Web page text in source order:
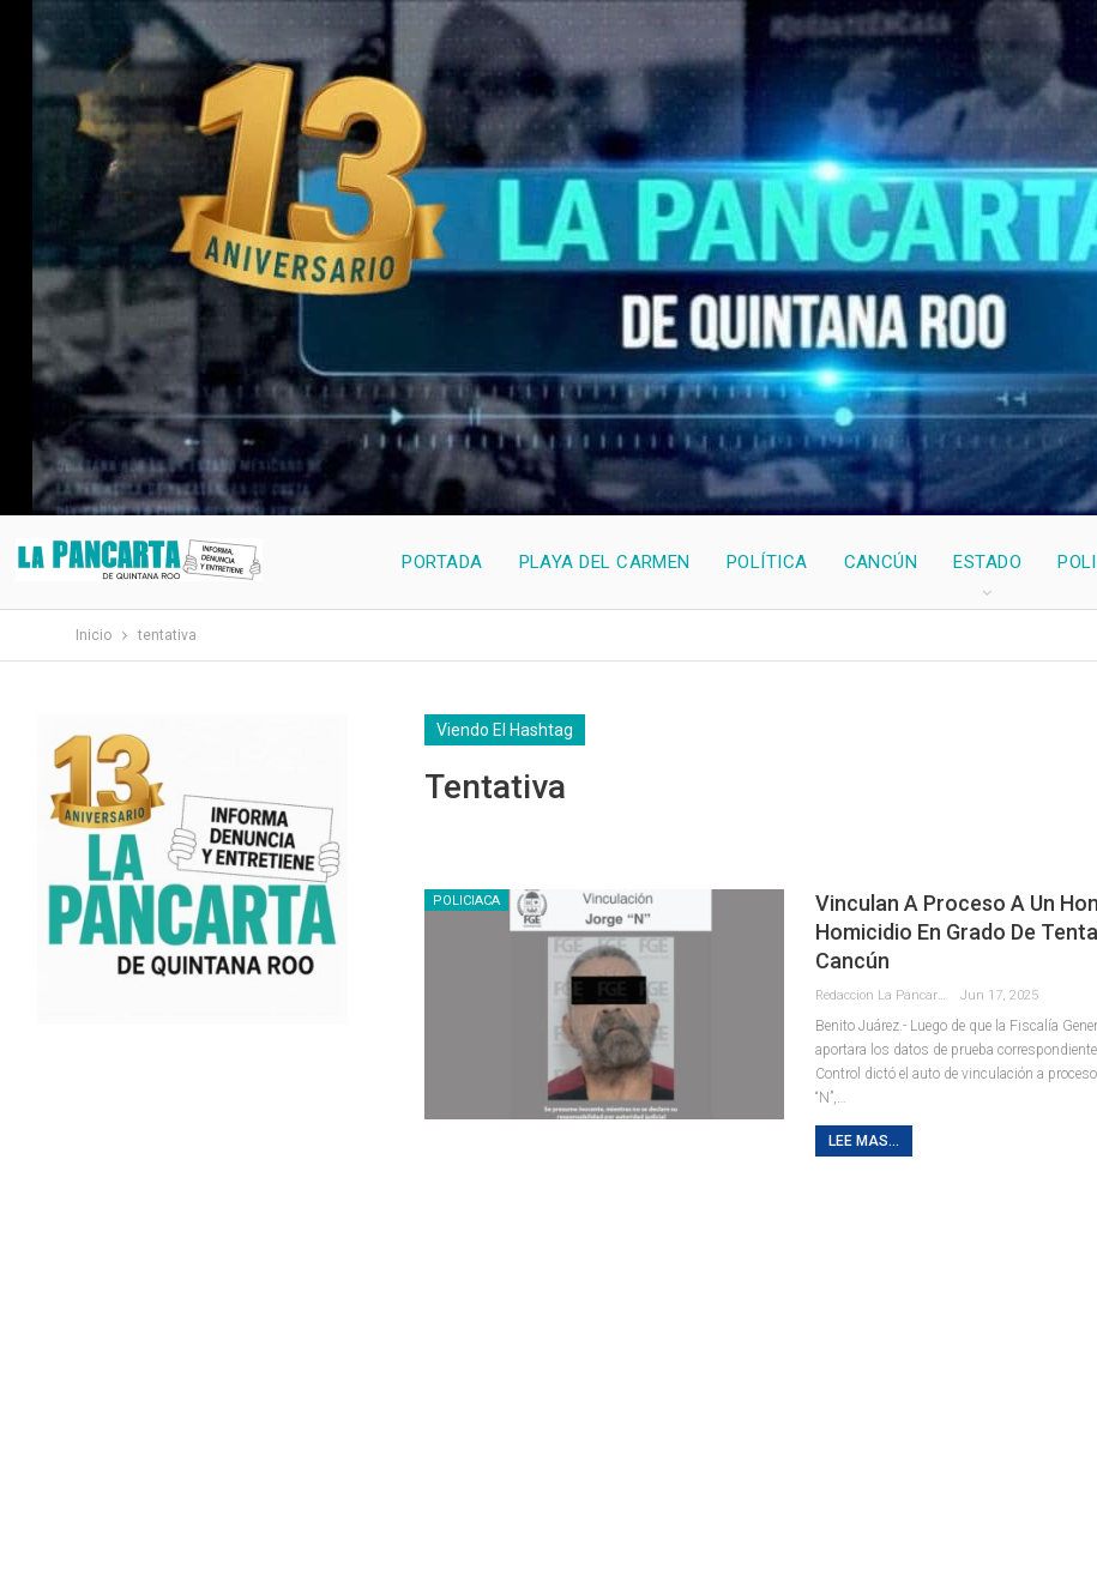
PORTADA PLAYA DEL CARMEN POLÍTICA CANCÚN ESTADO
Inicio tentativa
Viendo El Hashtag
Tentativa
POLICIACA
Vinculan A Proceso A Un
Homicidio En Grado De
Cancún
Jun 17, 2025
Benito Juárez.- Luego de que la Fiscalía
aportara los datos de prueba
Control dictó el auto de vinculación a
“N”,
LEE MAS...